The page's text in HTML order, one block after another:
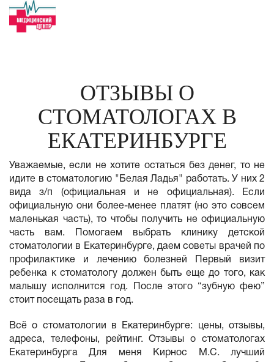
ОТЗЫВЫ О
СТОМАТОЛОГАХ В
ЕКАТЕРИНБУРГЕ
Уважаемые, если не хотите остаться без денег, то не
идите в стоматологию "Белая Ладья" работать. У них 2
вида з/п (официальная и не официальная). Если
официальную они более-менее платят (но это совсем
маленькая часть), то чтобы получить не официальную
часть вам. Помогаем выбрать клинику детской
стоматологии в Екатеринбурге, даем советы врачей по
профилактике и лечению болезней Первый визит
ребенка к стоматологу должен быть еще до того, как
малышу исполнится год. После этого “зубную фею”
стоит посещать раза в год.
Всё о стоматологии в Екатеринбурге: цены, отзывы,
адреса, телефоны, рейтинг. Отзывы о стоматологах
Екатеринбурга Для меня Кирнос М.С. лучший